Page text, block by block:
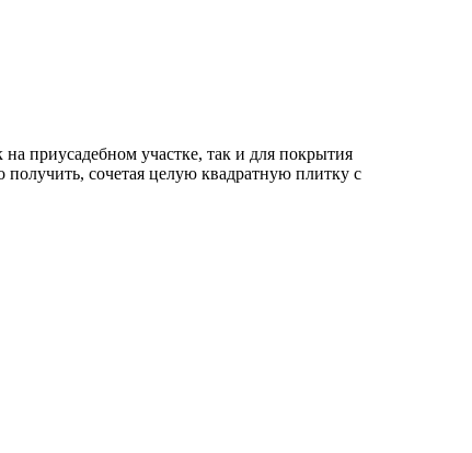
приусадебном участке, так и для покрытия
сочетая целую квадратную плитку с